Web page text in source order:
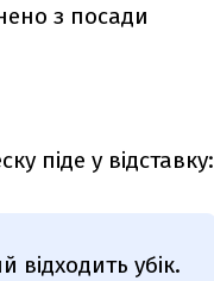
з посади
піде у відставку:
убік.